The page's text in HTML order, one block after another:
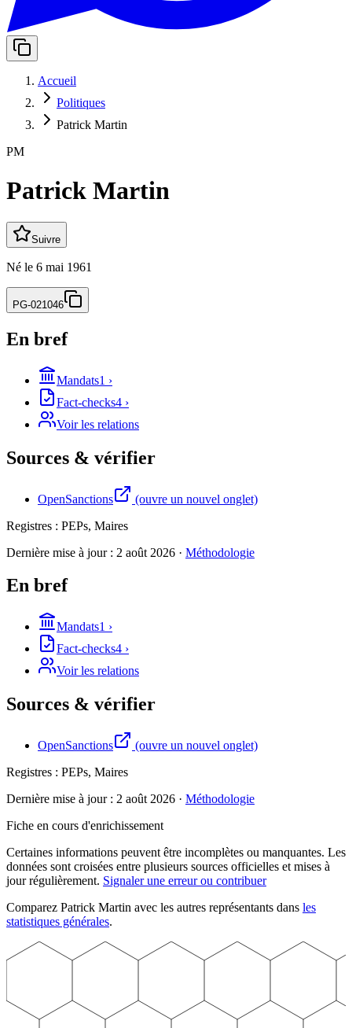
Accueil
Politiques
Patrick Martin
PM
Patrick Martin
Suivre
Né le 6 mai 1961
PG-021046
En bref
Mandats1 ›
Fact-checks4 ›
Voir les relations
Sources & vérifier
OpenSanctions
(ouvre un nouvel onglet)
Registres : PEPs, Maires
Dernière mise à jour : 2 août 2026 · Méthodologie
En bref
Mandats1 ›
Fact-checks4 ›
Voir les relations
Sources & vérifier
OpenSanctions
(ouvre un nouvel onglet)
Registres : PEPs, Maires
Dernière mise à jour : 2 août 2026 · Méthodologie
Fiche en cours d'enrichissement
Certaines informations peuvent être incomplètes ou manquantes. Les
données sont croisées entre plusieurs sources officielles et mises à
jour régulièrement. Signaler une erreur ou contribuer
Comparez Patrick Martin avec les autres représentants dans les
statistiques générales.